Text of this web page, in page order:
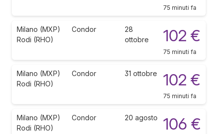
75 minuti fa
Milano (MXP)
Rodi (RHO)
Condor
28
ottobre
102 €
75 minuti fa
Milano (MXP)
Rodi (RHO)
Condor 31 ottobre 102 €
75 minuti fa
Milano (MXP)
Rodi (RHO)
Condor 20 agosto 106 €